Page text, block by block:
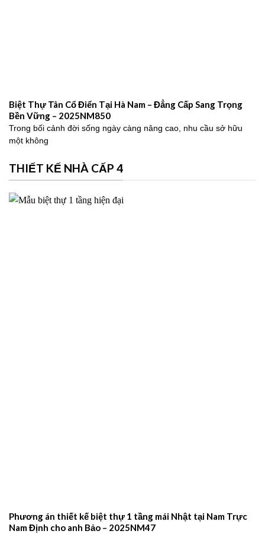
Biệt Thự Tân Cổ Điển Tại Hà Nam – Đẳng Cấp Sang Trọng
Bền Vững – 2025NM850
Trong bối cảnh đời sống ngày càng nâng cao, nhu cầu sở hữu
một không
THIẾT KẾ NHÀ CẤP 4
Phương án thiết kế biệt thự 1 tầng mái Nhật tại Nam Trực
Nam Định cho anh Bảo – 2025NM47